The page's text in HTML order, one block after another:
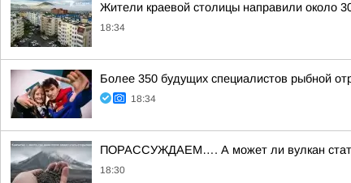
Жители краевой столицы направили около
18:34
Более 350 будущих специалистов рыбной
18:34
ПОРАССУЖДАЕМ…. А может ли вулкан стать
18:30